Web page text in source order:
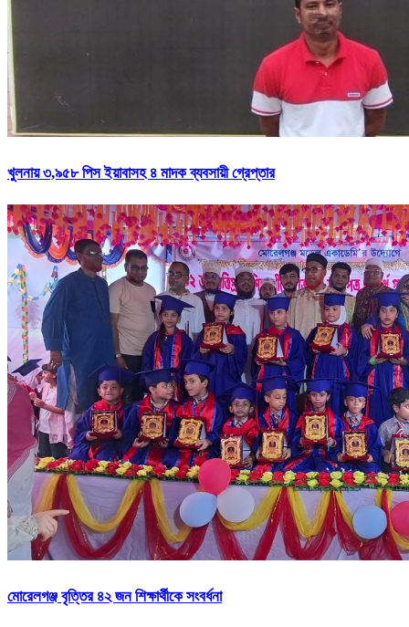
খুলনায় ৩,৯৫৮ পিস ইয়াবাসহ ৪ মাদক ব্যবসায়ী গ্রেপ্তার
মোরেলগঞ্জ বৃত্তির ৪২ জন শিক্ষার্থীকে সংবর্ধনা